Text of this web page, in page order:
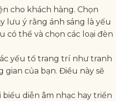
cho khách hàng. Chọn
lưu ý rằng ánh sáng là yếu
có thể và chọn các loại đèn
yếu tố trang trí như tranh
của bạn. Điều này sẽ
diễn âm nhạc hay triển